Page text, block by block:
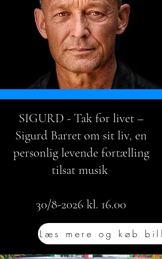
SIGURD - Tak for livet –
Sigurd Barret om sit liv, en
personlig levende fortælling
tilsat musik
30/8-2026 kl. 16.00
Læs mere og køb